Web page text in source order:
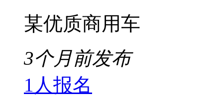
某优质商用车
3个月前发布
1人报名